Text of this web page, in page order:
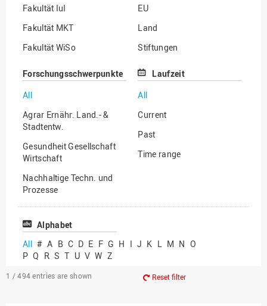
Fakultät IuI
Fakultät MKT
Fakultät WiSo
EU
Land
Stiftungen
Sonstige
Forschungsschwerpunkte
All
Agrar Ernähr. Land.- &
Stadtentw.
Gesundheit Gesellschaft
Wirtschaft
Nachhaltige Techn. und
Prozesse
Vielfältiges Forschen
Laufzeit
All
Current
Past
Time range
Alphabet
All # A B C D E F G H I J K L M N O
P Q R S T U V W Z
1 / 494 entries are shown Reset filter